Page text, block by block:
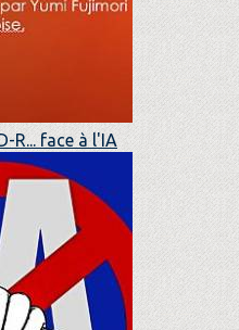
R... face à l'IA